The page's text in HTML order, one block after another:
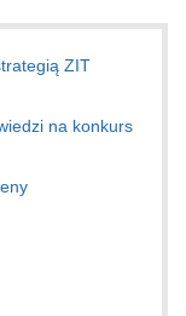
ZIT
na konkurs